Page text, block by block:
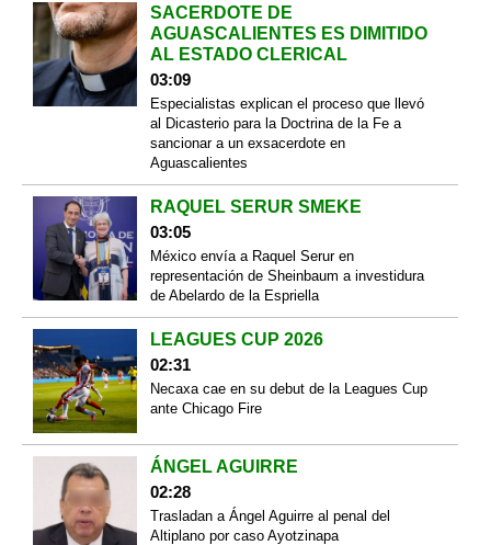
SACERDOTE DE
AGUASCALIENTES ES DIMITIDO
AL ESTADO CLERICAL
03:09
Especialistas explican el proceso que llevó
al Dicasterio para la Doctrina de la Fe a
sancionar a un exsacerdote en
Aguascalientes
RAQUEL SERUR SMEKE
03:05
México envía a Raquel Serur en
representación de Sheinbaum a investidura
de Abelardo de la Espriella
LEAGUES CUP 2026
02:31
Necaxa cae en su debut de la Leagues Cup
ante Chicago Fire
ÁNGEL AGUIRRE
02:28
Trasladan a Ángel Aguirre al penal del
Altiplano por caso Ayotzinapa